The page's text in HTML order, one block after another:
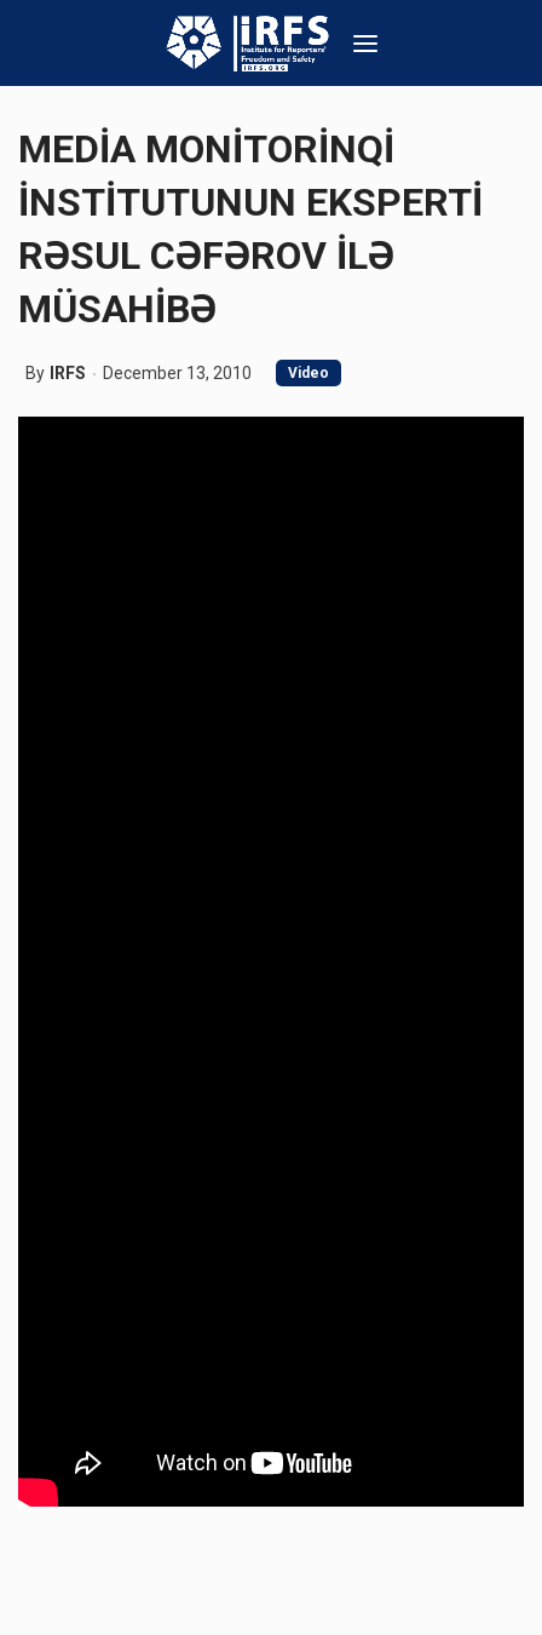
MEDİA MONİTORİNQİ
İNSTİTUTUNUN EKSPERTİ
RƏSUL CƏFƏROV İLƏ
MÜSAHİBƏ
By IRFS December 13, 2010 Video